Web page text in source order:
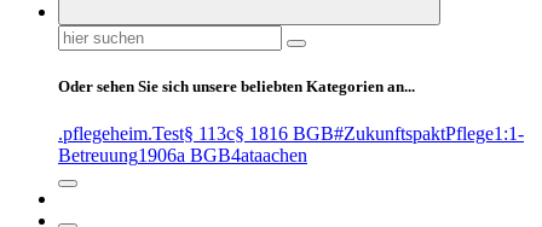
Suchen
nach:
Oder sehen Sie sich unsere beliebten Kategorien an...
.pflegeheim.Test§ 113c§ 1816 BGB#ZukunftspaktPflege1:1-
Betreuung1906a BGB4ataachen